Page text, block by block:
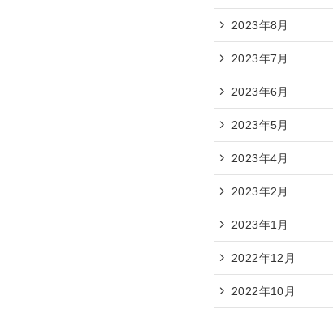
2023年8月
2023年7月
2023年6月
2023年5月
2023年4月
2023年2月
2023年1月
2022年12月
2022年10月